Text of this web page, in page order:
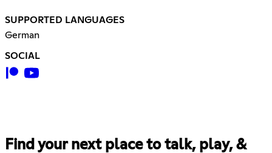
SUPPORTED LANGUAGES
German
SOCIAL
Find your next place to talk, play, &